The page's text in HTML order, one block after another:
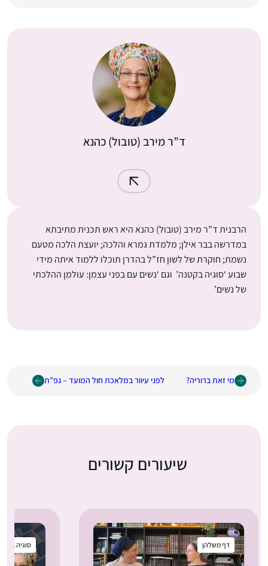
ד”ר מירב (טובול) כהנא
הרבנית ד”ר מירב (טובול) כהנא היא ראש תכנית מתיבתא
במדרשה בבר אילן; מלמדת גמרא והלכה; יועצת הלכה מטעם
נשמת; חוקרת של לשון חז”ל בהדרן תוכלו ללמוד איתה מידי
שבוע ‘סוגיה בקטנה’ וגם ‘נשים עם בפני עצמן: עולמן ההלכתי
של נשים’
מי זאת ברוריה? לפני עיוור במלאכת חול המועד – גפ”ת
שיעורים קשורים
דף משלהן סוגיה